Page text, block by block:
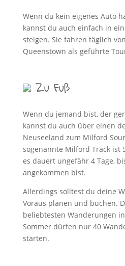
Wenn du kein eigenes Auto
kannst du auch einfach in
steigen. Sie fahren täglich
Queenstown als geführte
Zu Fuß
Wenn du jemand bist, der
kannst du auch über einen
Neuseeland zum Milford
sogenannte Milford Track ist
es dauert ungefähr 4 Tage,
angekommen bist.
Allerdings solltest du deine
Voraus planen und buchen.
beliebtesten Wanderungen
Sommer dürfen nur 40
starten.